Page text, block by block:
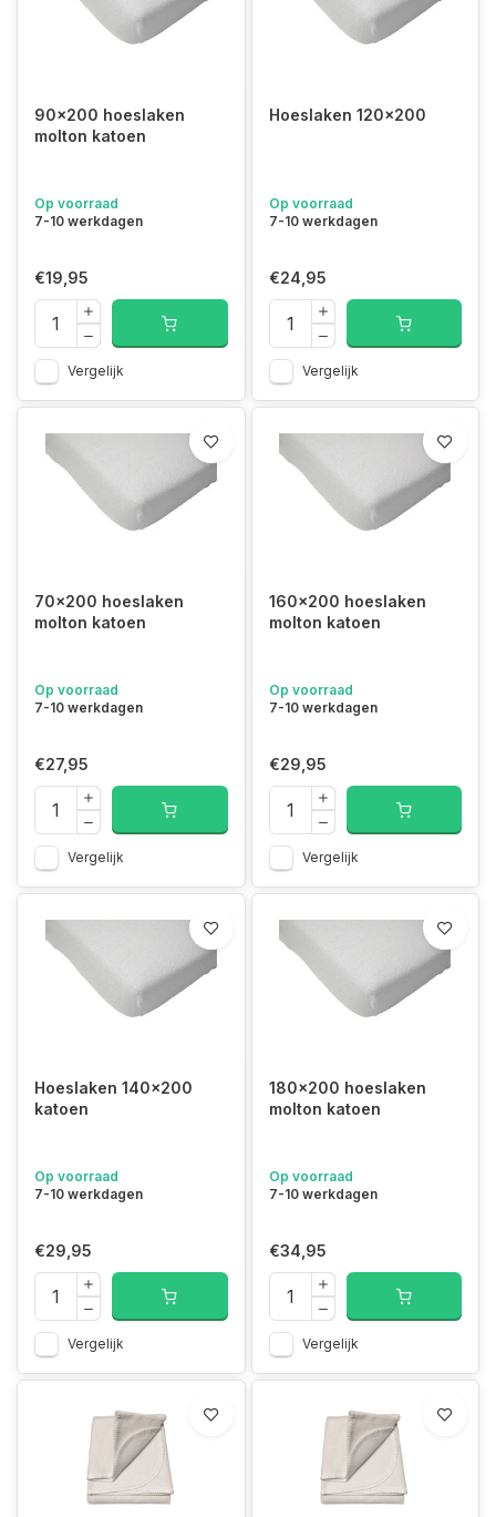
90x200 hoeslaken
molton katoen
Op voorraad
7-10 werkdagen
€19,95
Vergelijk
Hoeslaken 120x200
Op voorraad
7-10 werkdagen
€24,95
Vergelijk
70x200 hoeslaken
molton katoen
Op voorraad
7-10 werkdagen
€27,95
Vergelijk
160x200 hoeslaken
molton katoen
Op voorraad
7-10 werkdagen
€29,95
Vergelijk
Hoeslaken 140x200
katoen
Op voorraad
7-10 werkdagen
€29,95
Vergelijk
180x200 hoeslaken
molton katoen
Op voorraad
7-10 werkdagen
€34,95
Vergelijk